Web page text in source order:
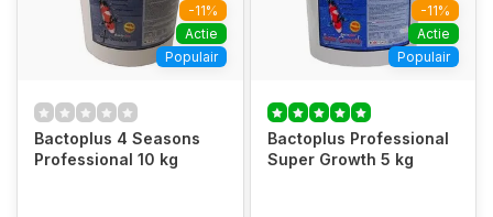
-11%
Actie
Populair
Bactoplus 4 Seasons
Professional 10 kg
-11%
Actie
Populair
Bactoplus Professional
Super Growth 5 kg